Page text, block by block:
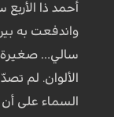
أحمد ذا
واندفعت به
سالي…
الألوان. لم
السماء على